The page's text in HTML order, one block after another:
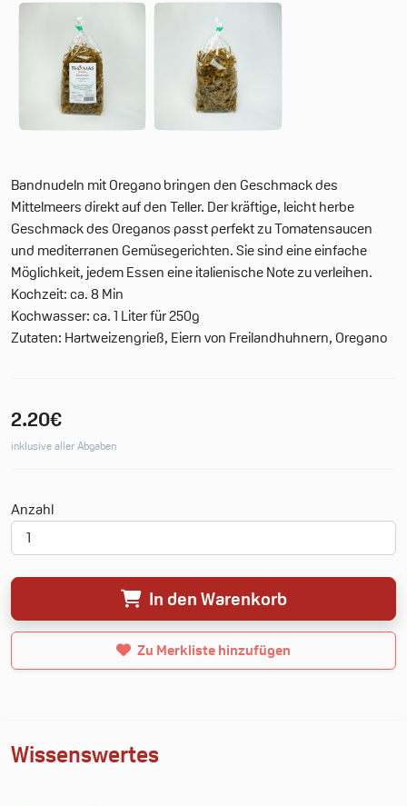
Bandnudeln mit Oregano bringen den Geschmack des
Mittelmeers direkt auf den Teller. Der kräftige, leicht herbe
Geschmack des Oreganos passt perfekt zu Tomatensaucen
und mediterranen Gemüsegerichten. Sie sind eine einfache
Möglichkeit, jedem Essen eine italienische Note zu verleihen.
Kochzeit: ca. 8 Min
Kochwasser: ca. 1 Liter für 250g
Zutaten: Hartweizengrieß, Eiern von Freilandhuhnern, Oregano
2.20€
inklusive aller Abgaben
Anzahl
In den Warenkorb
0 Produkte
Neue Merkliste erstellen
Zu Merkliste hinzufügen
Wissenswertes